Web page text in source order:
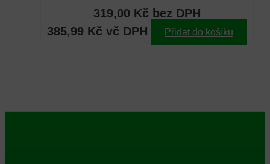
319,00 Kč bez DPH
385,99 Kč vč DPH Přidat do košíku